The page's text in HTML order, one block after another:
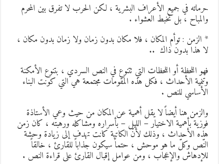
في جميع الأعراف البشرية ، لكن الحرب لا تفرق بين المحرم
، بل تخبط العشواء .
الزمن : توأم المكان ، فلا مكان بدون زمان ولا زمان بدون مكان ،
هذا بدون ذاك ..
اللحظة أو اللحظات التي تتنوع في النص السردي ، بتنوع الأمكنة
الأحداث ، فكل هذه المقومات مجتمعة هي التي كونت البناء
للنص .
هنا أيضاً لا يقل أهمية عن المكان من حيث وعي الأستاذة
بأهمية الاختيار – الليل – بأسراره ومشاكله ورهبته ، كان زمن
الأحداث ، وذلك لأنّ الكاتبة كانت تهدف إلى زيادة وحشة
وكلّ ما هو موحش ، حتماً سيكون جذاباً للقارئ ، خالقاً
والإعجاب ، ومن عوامل إقبال القارئ على قراءة النص .